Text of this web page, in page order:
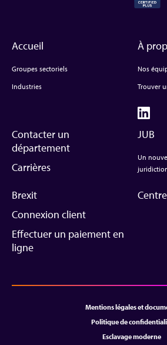
Accueil
Groupes sectoriels
Industries
À
Nos
Trouver
Contacter un
département
Carrières
JUB
Un
Brexit
Connexion client
Effectuer un paiement en
ligne
Mentions légales et
Politique de
Esclavage moderne